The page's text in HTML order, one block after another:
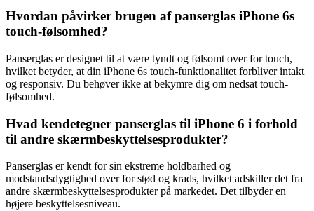
Hvordan påvirker brugen af panserglas iPhone 6s
touch-følsomhed?
Panserglas er designet til at være tyndt og følsomt over for touch,
hvilket betyder, at din iPhone 6s touch-funktionalitet forbliver intakt
og responsiv. Du behøver ikke at bekymre dig om nedsat touch-
følsomhed.
Hvad kendetegner panserglas til iPhone 6 i forhold
til andre skærmbeskyttelsesprodukter?
Panserglas er kendt for sin ekstreme holdbarhed og
modstandsdygtighed over for stød og krads, hvilket adskiller det fra
andre skærmbeskyttelsesprodukter på markedet. Det tilbyder en
højere beskyttelsesniveau.